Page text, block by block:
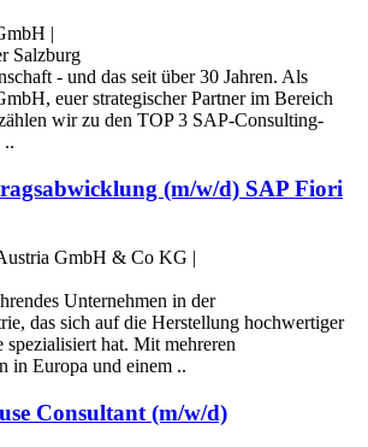
|
Salzburg
- und das seit über 30 Jahren. Als
euer strategischer Partner im Bereich
wir zu den TOP 3 SAP-Consulting-
..
(m/w/d) SAP Fiori
GmbH & Co KG |
Unternehmen in der
das sich auf die Herstellung hochwertiger
hat. Mit mehreren
in Europa und einem ..
Consultant (m/w/d)